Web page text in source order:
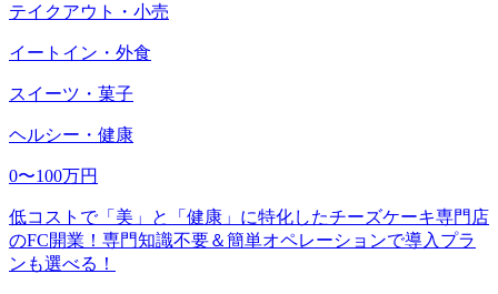
テイクアウト・小売
イートイン・外食
スイーツ・菓子
ヘルシー・健康
0〜100万円
低コストで「美」と「健康」に特化したチーズケーキ専門店
のFC開業！専門知識不要＆簡単オペレーションで導入プラ
ンも選べる！